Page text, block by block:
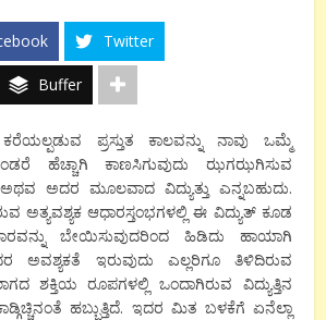
Twitter
Buffer
ಪ್ರಸ್ತುತ ಕಾಲವನ್ನು ನಾವು ಒಮ್ಮೆ
ಹೆಚ್ಚಾಗಿ ಕಾಣಸಿಗುವುದು ಝಗಝಗಿಸುವ
ಅದರ ಮೂಲವಾದ ವಿದ್ಯುತ್ತು ಎನ್ನಬಹುದು.
ಅತ್ಯವಶ್ಯಕ ಆಧಾರಸ್ತಂಭಗಳಲ್ಲಿ ಈ ವಿದ್ಯುತ್ ಕೂಡ
ಬೇಯಿಸುವುದರಿಂದ ಹಿಡಿದು ಹಾಯಾಗಿ
ಅವಶ್ಯಕತೆ ಇರುವುದು ಎಲ್ಲರಿಗೂ ತಿಳಿದಿರುವ
ಶಕ್ತಿಯ ರೂಪಗಳಲ್ಲಿ ಒಂದಾಗಿರುವ ವಿದ್ಯುತ್ತಿನ
ಹಬ್ಬುತ್ತಿದೆ. ಇದರ ಮಿತ ಬಳಕೆಗೆ ಏನೆಲ್ಲಾ